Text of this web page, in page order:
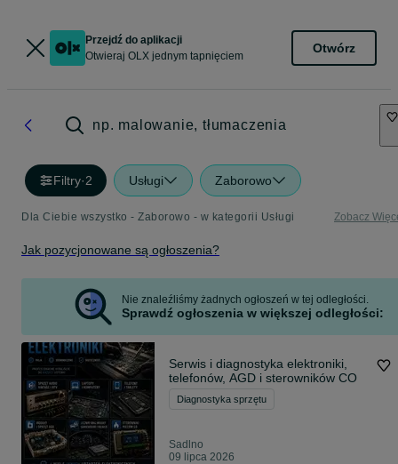
Przejdź do aplikacji
Otwieraj OLX jednym tapnięciem
Otwórz
np. malowanie, tłumaczenia
Filtry·2 Usługi Zaborowo
Dla Ciebie wszystko - Zaborowo - w kategorii Usługi Zobacz
Jak pozycjonowane są ogłoszenia?
Nie znaleźliśmy żadnych ogłoszeń w tej odległości.
Sprawdź ogłoszenia w większej odległości:
Serwis i diagnostyka elektroniki,
telefonów, AGD i sterowników CO
Diagnostyka sprzętu
Sadlno
09 lipca 2026